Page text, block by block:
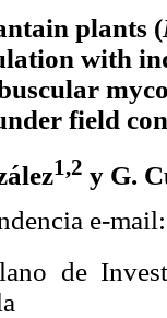
plants (
with
field
1,2 y G.
e-
de